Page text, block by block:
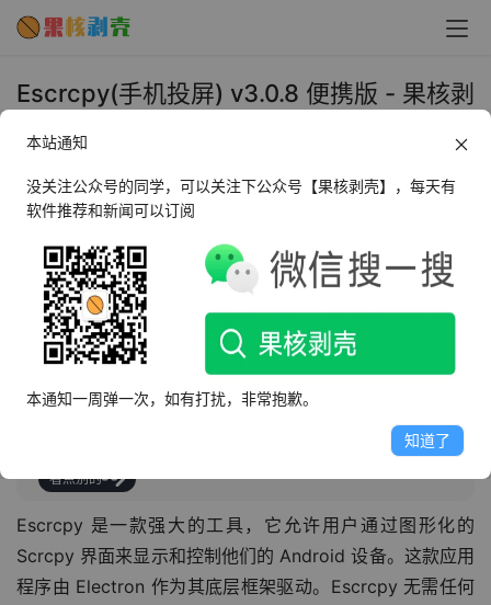
Escrcpy(手机投屏) v3.0.8 便携版 - 果核剥
4天前 • 远程连接
AI摘要
此内容由AI根据文章内容自动生成，并已由人工审核
Escrcpy是一款免费开源的Android设备控制工具，通过图
形化界面显示和控制设备，无需账户、无广告、无需互联
网连接。它支持快速同步、高帧率、高质量显示，低延
看点别的
Escrcpy 是一款强大的工具，它允许用户通过图形化的
Scrcpy 界面来显示和控制他们的 Android 设备。这款应用
程序由 Electron 作为其底层框架驱动。Escrcpy 无需任何
本站通知
没关注公众号的同学，可以关注下公众号【果核剥壳】，每天有
软件推荐和新闻可以订阅
本通知一周弹一次，如有打扰，非常抱歉。
知道了